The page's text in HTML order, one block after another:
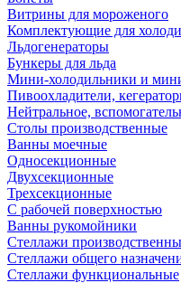
Витрины для мороженого
Комплектующие для
Льдогенераторы
Бункеры для льда
Мини-холодильники и
Пивоохладители,
Нейтральное,
Столы производственные
Ванны моечные
Односекционные
Двухсекционные
Трехсекционные
С рабочей поверхностью
Ванны рукомойники
Стеллажи
Стеллажи общего
Стеллажи функциональные